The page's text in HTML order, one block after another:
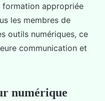
formation appropriée
les membres de
outils numériques, ce
communication et
numérique